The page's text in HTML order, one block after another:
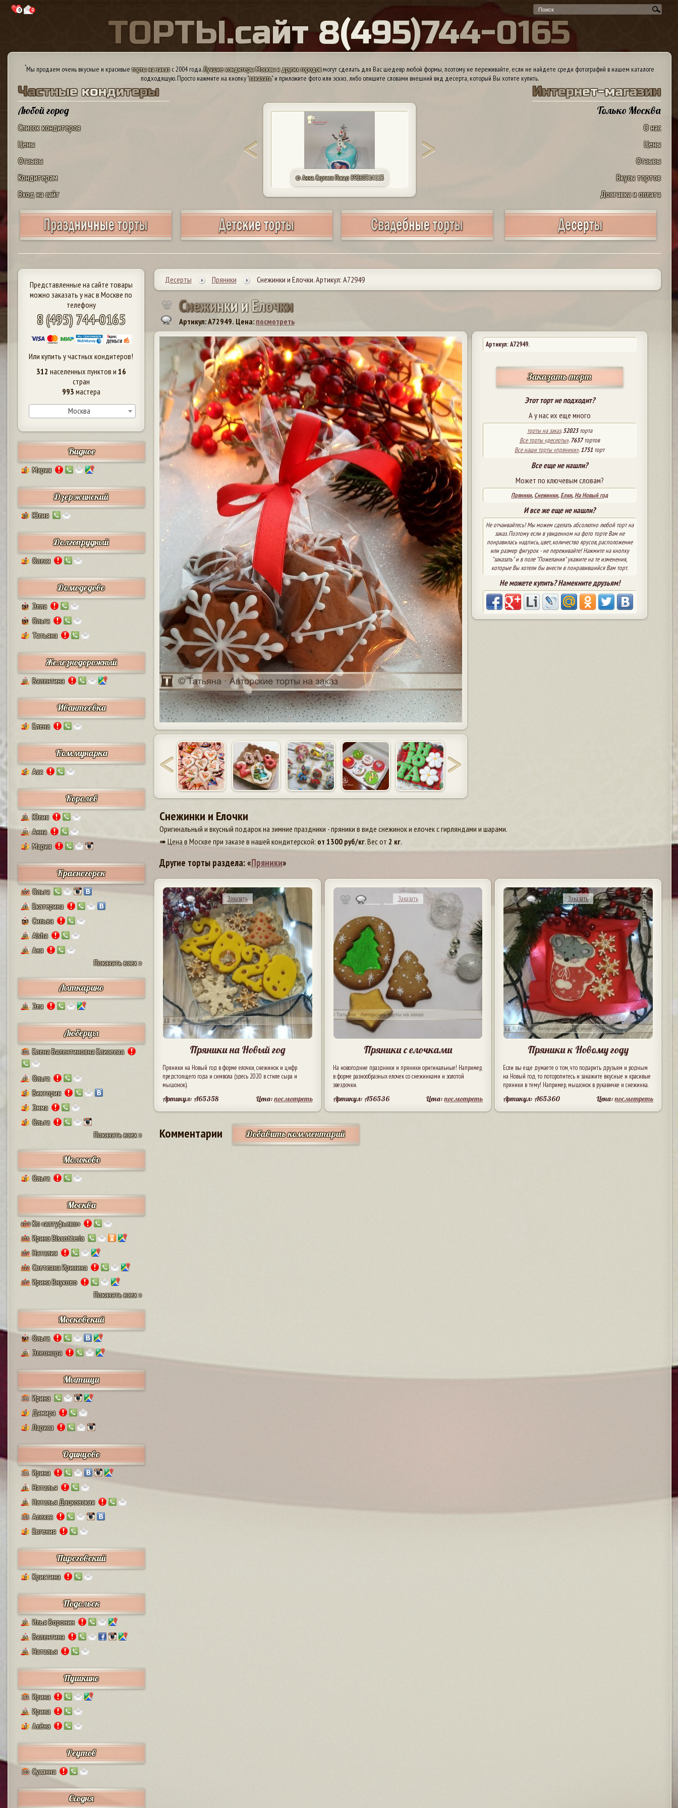
0 0
ТОРТЫ.сайт 8(495)744-0165
*Мы продаем очень вкусные и красивыеторты на заказс 2004 года.Лучшие кондитеры Москвы и других городовмогут сделать для Вас шедевр любой формы, поэтому не переживайте, если не найдете среди фотографий в нашем каталоге
подходящую. Просто нажмите на кнопку "заказать" и приложите фото или эскиз, либо опишите словами внешний вид десерта, который Вы хотите купить.
Частные кондитеры
Любой город
Список кондитеров
Цены
Отзывы
Кондитерам
Вход на сайт
Интернет-магазин
Только Москва
О нас
Цены
Отзывы
Вкусы тортов
Доставка и оплата
© Светлана. Мытищи 0000
Представленные на сайте товары
можно заказать у нас в Москве по
телефону
8 (495) 744-0165
Или купить у частных кондитеров!
312 населенных пунктов и 16
стран
993 мастера
Москва
Видное
5 Мария
Дзержинский
10 Юлия
Долгопрудный
2 Олеся
Домодедово
63 Элла
55 Ольга
7 Татьяна
Железнодорожный
17 Валентина
Ивантеевка
9 Елена
Коммунарка
8 Ася
Королев
38 Юлия
24 Анна
5 Мария
Красногорск
207 Ольга
43 Екатерина
64 Сильва
29 Aisha
19
Аня
Показать всех »
Лыткарино
23 Эля
Люберцы
101 Елена Валентиновна Елисеева
47 Ольга
8 Виктория
7 Эмма
9
Ольга
Показать всех »
Молоково
1 Ольга
Москва
4579 Кп «алтуфьево»
378 Ирина Biscotteria
307 Наталия
222 Светлана Иринина
297 Ирина Внуково
Показать всех »
Московский
74 Ольга
28 Элеонора
Мытищи
132 Ирина
9 Дамира
2 Лариса
Одинцово
111 Ирина
41 Наталья
25 Наталья Дацковская
128 Алекса
2 Евгения
Пироговский
1 Кристина
Подольск
37 Илья Воронин
14 Валентина
13 Наталья
Пушкино
125 Ирина
12 Ирина
4 Алёна
Реутов
110 Сусанна
Сходня
Десерты Пряники Снежинки и Елочки. Артикул: А72949
СнежинкииЕлочки
Артикул: A72949. Цена: посмотреть
Артикул: A72949.
Заказать торт
Этот торт не подходит?
А у нас их еще много
торты на заказ.52023торта
Все торты «десерты».7637тортов
Все наши торты «пряники».1751торт
Все еще не нашли?
Может по ключевым словам?
Пряники,Снежинки,Елки,На Новый год
И все же еще не нашли?
Не отчаивайтесь! Мы можем сделать абсолютно любой торт на
заказ. Поэтому если в увиденном на фото торте Вам не
понравилась надпись, цвет, количество ярусов, расположение
или размер фигурок - не переживайте! Нажмите на кнопку
"заказать" и в поле "Пожелания" укажите на те изменения,
которые Вы хотели бы внести в понравившийся Вам торт.
Не можете купить? Намекните друзьям!
Снежинки и Елочки
Оригинальный и вкусный подарок на зимние праздники - пряники в виде снежинок и елочек с гирляндами и шарами.
➠ Цена в Москве при заказе в нашей кондитерской: от 1300руб/кг. Вес от 2 кг.
Другие торты раздела: «Пряники»
Заказать
Пряники на Новый год
Пряники на Новый год в форме елочки, снежинок и цифр
предстоящего года и символа (здесь 2020 в стиле сыра и
мышонок).
Артикул: A65358 Цена:посмотреть
Заказать
Пряники с елочками
На новогодние праздники и пряники оригинальные! Например,
в форме разнообразных елочек со снежинками и золотой
звездочки.
Артикул: A56536 Цена:посмотреть
Заказать
Пряники к Новому году
Если вы еще думаете о том, что подарить друзьям и родным
на Новый год, то поторопитесь и закажите вкусные и красивые
пряники в тему! Например, мышонок в рукавичке и снежинка.
Артикул: A65360 Цена:посмотреть
Комментарии Добавить комментарий